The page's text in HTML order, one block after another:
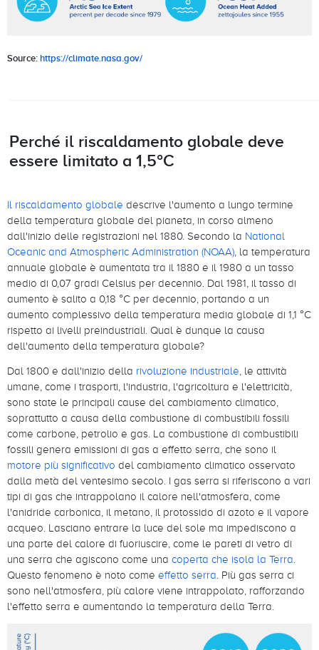
Source:https://climate.nasa.gov/
Perché il riscaldamento globale deve
essere limitato a 1,5°C
Il riscaldamento globale descrive l'aumento a lungo termine
della temperatura globale del pianeta, in corso almeno
dall'inizio delle registrazioni nel 1880. Secondo la National
Oceanic and Atmospheric Administration (NOAA), la temperatura
annuale globale è aumentata tra il 1880 e il 1980 a un tasso
medio di 0,07 gradi Celsius per decennio. Dal 1981, il tasso di
aumento è salito a 0,18 °C per decennio, portando a un
aumento complessivo della temperatura media globale di 1,1 °C
rispetto ai livelli preindustriali. Qual è dunque la causa
dell'aumento della temperatura globale?
Dal 1800 e dall'inizio della rivoluzione industriale, le attività
umane, come i trasporti, l'industria, l'agricoltura e l'elettricità,
sono state le principali cause del cambiamento climatico,
soprattutto a causa della combustione di combustibili fossili
come carbone, petrolio e gas. La combustione di combustibili
fossili genera emissioni di gas a effetto serra, che sono il
motore più significativo del cambiamento climatico osservato
dalla metà del ventesimo secolo. I gas serra si riferiscono a vari
tipi di gas che intrappolano il calore nell'atmosfera, come
l'anidride carbonica, il metano, il protossido di azoto e il vapore
acqueo. Lasciano entrare la luce del sole ma impediscono a
una parte del calore di fuoriuscire, come le pareti di vetro di
una serra che agiscono come una coperta che isola la Terra.
Questo fenomeno è noto come effetto serra. Più gas serra ci
sono nell'atmosfera, più calore viene intrappolato, rafforzando
l'effetto serra e aumentando la temperatura della Terra.